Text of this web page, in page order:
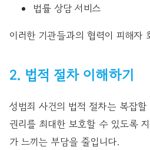
법률 상담 서비스
이러한 기관들과의 협력이 피해자
2. 법적 절차 이해하기
성범죄 사건의 법적 절차는 복잡
권리를 최대한 보호할 수 있도록
가 느끼는 부담을 줄입니다.